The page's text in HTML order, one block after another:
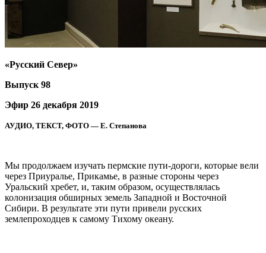
«Русский Север»
Выпуск 98
Эфир 26 декабря 2019
АУДИО, ТЕКСТ, ФОТО — Е. Степанова
Мы продолжаем изучать пермские пути-дороги, которые вели
через Приуралье, Прикамье, в разные стороны через
Уральский хребет, и, таким образом, осуществлялась
колонизация обширных земель Западной и Восточной
Сибири. В результате эти пути привели русских
землепроходцев к самому Тихому океану.